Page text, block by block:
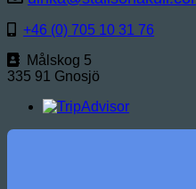
+46 (0) 705 10 31 76
Målskog 5
335 91 Gnosjö